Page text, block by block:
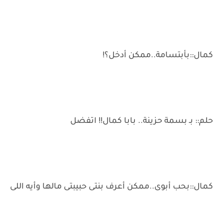
كمال::بأبتسامة..ممكن أدخل؟!
حلم:: بـ بسمة حزينة.. بابا كمال!! اتفضل
كمال::بحب أبوى..ممكن أعرف بنتى حبيبتى مالها وأيه اللى